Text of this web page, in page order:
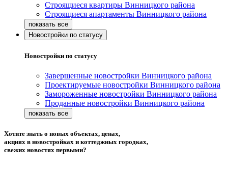
Строящиеся квартиры Винницкого района
Строящиеся апартаменты Винницкого района
Новостройки по статусу
Новостройки по статусу
Завершенные новостройки Винницкого района
Проектируемые новостройки Винницкого района
Замороженные новостройки Винницкого района
Проданные новостройки Винницкого района
Хотите знать о новых объектах, ценах,
акциях в новостройках и коттеджных городках,
свежих новостях первыми?